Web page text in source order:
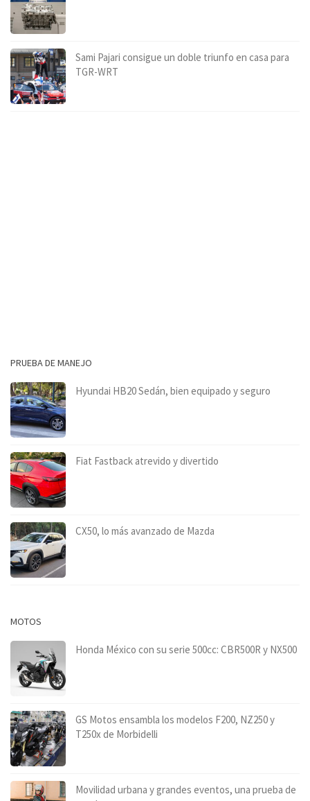
Sami Pajari consigue un doble triunfo en casa para
TGR-WRT
PRUEBA DE MANEJO
Hyundai HB20 Sedán, bien equipado y seguro
Fiat Fastback atrevido y divertido
CX50, lo más avanzado de Mazda
MOTOS
Honda México con su serie 500cc: CBR500R y NX500
GS Motos ensambla los modelos F200, NZ250 y
T250x de Morbidelli
Movilidad urbana y grandes eventos, una prueba de